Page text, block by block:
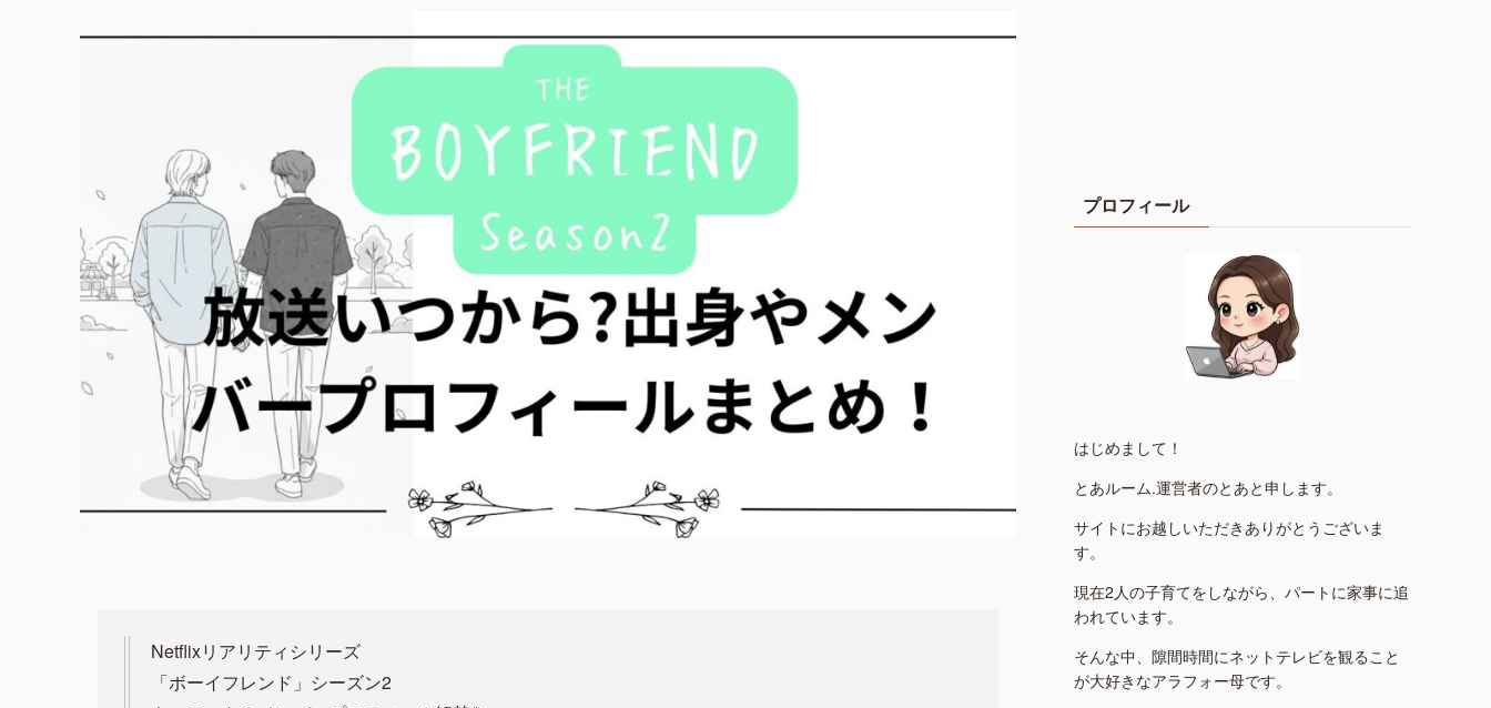
Netflixリアリティシリーズ
「ボーイフレンド」シーズン2
プロフィール
はじめまして！
とあルーム.運営者のとあと申します。
サイトにお越しいただきありがとうございま
す。
現在2人の子育てをしながら、パートに家事に追
われています。
そんな中、隙間時間にネットテレビを観ること
が大好きなアラフォー母です。